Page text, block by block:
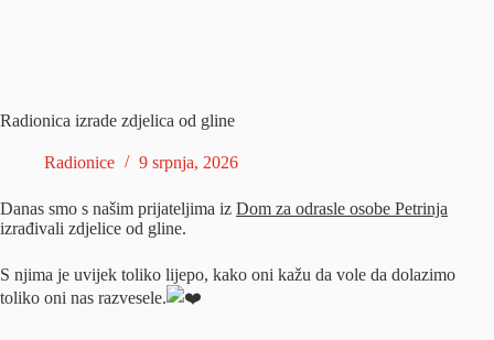
Radionica izrade zdjelica od gline
Radionice 9 srpnja, 2026
Danas smo s našim prijateljima iz Dom za odrasle osobe Petrinja
izrađivali zdjelice od gline.
S njima je uvijek toliko lijepo, kako oni kažu da vole da dolazimo
toliko oni nas razvesele.